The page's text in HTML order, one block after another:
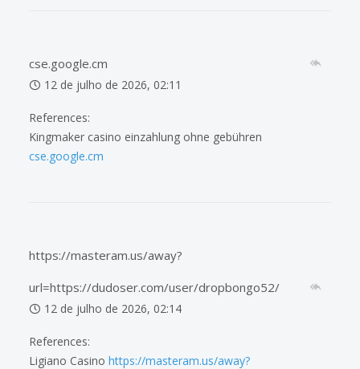
cse.google.cm
12 de julho de 2026, 02:11
References:
Kingmaker casino einzahlung ohne gebühren
cse.google.cm
https://masteram.us/away?
url=https://dudoser.com/user/dropbongo52/
12 de julho de 2026, 02:14
References:
Ligiano Casino https://masteram.us/away?